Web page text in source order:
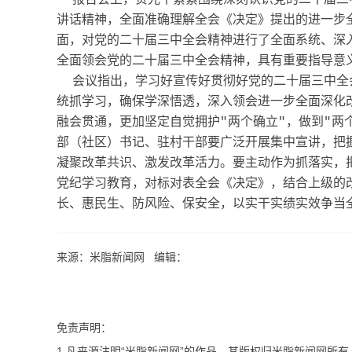
讲话精神，全面准确理解全会《决定》提出的进一
面，对党的二十届三中全会精神进行了全面系统、
全面领会党的二十届三中全会精神，具有重要指导意
会议指出，学习好宣传好贯彻好党的二十届三中
统抓学习，确保学深悟透，深入领会进一步全面深
融会贯通，更加坚定自觉拥护"两个确立"，做到"两
部（社区）书记、驻村干部要广泛开展集中宣讲，
凝聚改革共识、激发改革活力。要主动作为抓落实
党纪学习教育，对标对表全会《决定》，结合上级
长、惠民生、防风险、保安全，以实干实绩实效争当
来源：米脂新闻网 编辑：
免责声明：